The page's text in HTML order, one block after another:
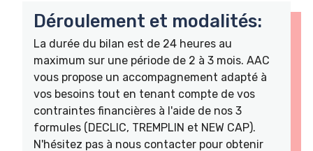
Déroulement et modalités:
La durée du bilan est de 24 heures au
maximum sur une période de 2 à 3 mois. AAC
vous propose un accompagnement adapté à
vos besoins tout en tenant compte de vos
contraintes financières à l'aide de nos 3
formules (DECLIC, TREMPLIN et NEW CAP).
N'hésitez pas à nous contacter pour obtenir